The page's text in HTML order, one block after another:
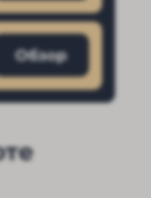
Обзор